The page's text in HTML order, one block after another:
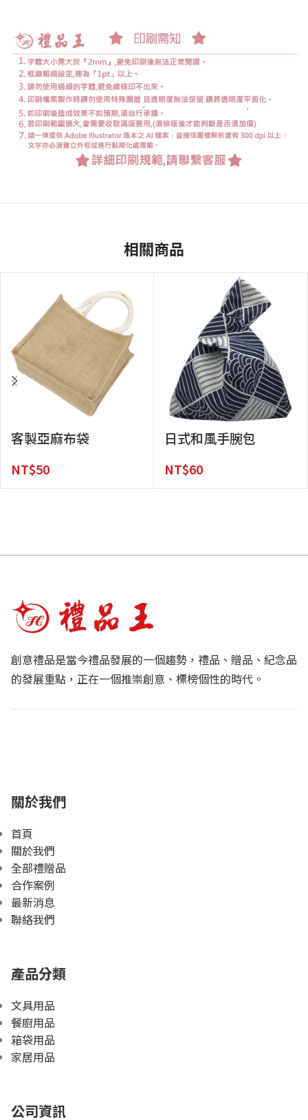
相關商品
客製亞麻布袋
NT$50
日式和風手腕包
NT$60
創意禮品是當今禮品發展的一個趨勢，禮品、贈品、紀念品
的發展重點，正在一個推崇創意、標榜個性的時代。
關於我們
首頁
關於我們
全部禮贈品
合作案例
最新消息
聯絡我們
產品分類
文具用品
餐廚用品
箱袋用品
家居用品
公司資訊